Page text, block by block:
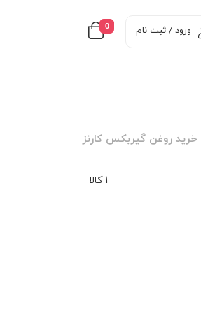
0 ورود / ثبت نام
خرید روغن گیربکس کارنز
1 کالا